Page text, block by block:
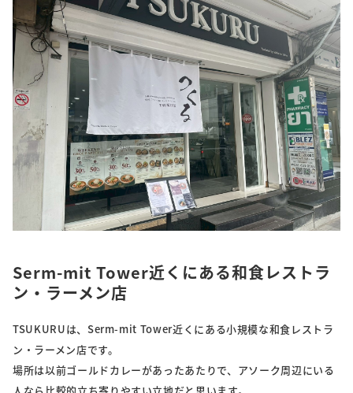
Serm-mit Tower近くにある和食レストラ
ン・ラーメン店
TSUKURUは、Serm-mit Tower近くにある小規模な和食レストラ
ン・ラーメン店です。
場所は以前ゴールドカレーがあったあたりで、アソーク周辺にいる